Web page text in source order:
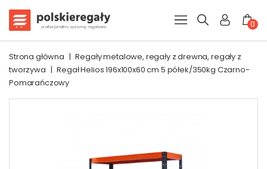
0
Strona główna | Regały metalowe, regały z drewna, regały z
tworzywa | Regał Helios 196x100x60 cm 5 półek/350kg Czarno-
Pomarańczowy